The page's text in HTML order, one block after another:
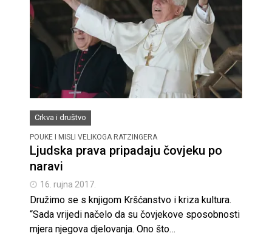
Crkva i društvo
POUKE I MISLI VELIKOGA RATZINGERA
Ljudska prava pripadaju čovjeku po
naravi
16. rujna 2017.
Družimo se s knjigom Kršćanstvo i kriza kultura.
“Sada vrijedi načelo da su čovjekove sposobnosti
mjera njegova djelovanja. Ono što…